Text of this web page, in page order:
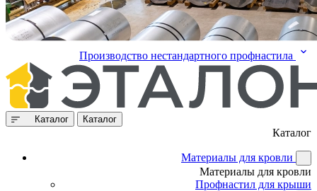
Производство нестандартного профнастила
Каталог Каталог
Каталог
Материалы для кровли
Материалы для кровли
Профнастил для крыши